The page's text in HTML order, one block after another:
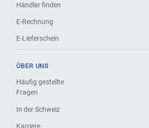
Händler finden
E-Rechnung
E-Lieferschein
ÜBER UNS
Häufig gestellte
Fragen
In der Schweiz
Karriere